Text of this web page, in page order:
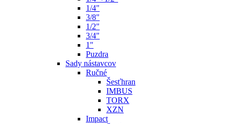
1/4"
3/8"
1/2"
3/4"
1"
Puzdra
Sady nástavcov
Ručné
Šesťhran
IMBUS
TORX
XZN
Impact